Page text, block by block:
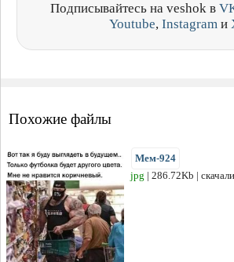
Подписывайтесь на veshok в
Youtube, Instagram и
Похожие файлы
Мем-924
jpg | 286.72Kb |